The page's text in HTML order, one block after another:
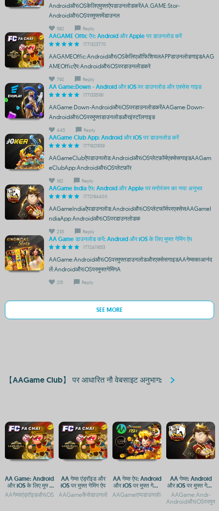
AndroidऔरiOSकेलिएमुफ्तऐपडाउनलोडकरेंAA.GAME:Stor-
AndroidऔरiOSपरमुफ्तमेंडाउनल
582 Reply
AAGAME Offic ऐप: Android और Apple पर डाउनलोड करें
1771323770
AAGAMEOffic:AndroidऔरiOSकेलिएऑफिशियलAPPडाउनलोडगाइडAAG
AMEOfficऐप:AndroidऔरiOSपरडाउनलोडकरे
792 Reply
AA Game:Down - Android और iOS पर डाउनलोड और एक्सेस गाइड
1771335181
AAGame:Down-AndroidऔरiOSपरडाउनलोडकरेंAAGame:Down-
AndroidऔरiOSपरमुफ्तडाउनलोडऔरइंस्टॉलगाइड
445 Reply
AAGame Club App: Android और iOS पर डाउनलोड करें
1771621939
AAGameClubऐपडाउनलोड:AndroidऔरiOSप्लेटफ़ॉर्मएक्सेसगाइडAAGam
eClubApp:AndroidऔरiOSप्लेटफ़ॉर
182 Reply
AAGame India ऐप: Android और Apple पर मनोरंजन का नया अनुभव
1772194400
AAGameIndiaऐपडाउनलोड:AndroidऔरiOSप्लेटफॉर्मपरएक्सेसAAGameI
ndiaApp:AndroidऔरiOSपरडाउनलोडक
235 Reply
AA Game डाउनलोड करें: Android और iOS के लिए मुफ्त गेमिंग ऐप
1772411653
AAGame:AndroidऔरiOSपरमुफ्तडाउनलोडऔरएक्सेसगाइडAAगेम्सकाआनंद
लें:AndroidऔरiOSपरमुफ्तगेमिंगA
215 Reply
SEE MORE
【AAGame Club】 पर आधारित नौ वेबसाइट अनुभाग:
AA Game: Android
और iOS के लिए मुफ्त
डाउनलोड और गेमिंग
अनुभव
AA गेम्स एंड्रॉइड और
iOS पर मुफ्त गेमिंग ऐप
AA गेम्स ऐप: Android
और iOS पर मुफ्त गेमिंग
का आनंद
AA गेम्स: Android
और iOS पर मुफ्त गेमिंग
एप्स
AAGame:Andr-